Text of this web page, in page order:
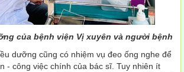
của bệnh viện Vị xuyên và người bệnh
dưỡng cũng có nhiệm vụ đeo ống nghe để
- công việc chính của bác sĩ. Tuy nhiên ít